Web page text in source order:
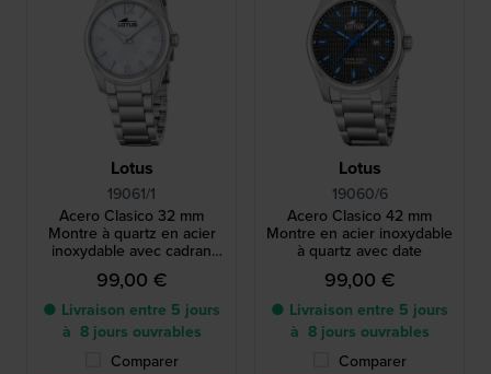
Lotus
19061/1
Acero Clasico 32 mm
Montre à quartz en acier
inoxydable avec cadran
Nacre
99,00 €
● Livraison entre 5 jours
à 8 jours ouvrables
Comparer
Lotus
19060/6
Acero Clasico 42 mm
Montre en acier inoxydable
à quartz avec date
99,00 €
● Livraison entre 5 jours
à 8 jours ouvrables
Comparer